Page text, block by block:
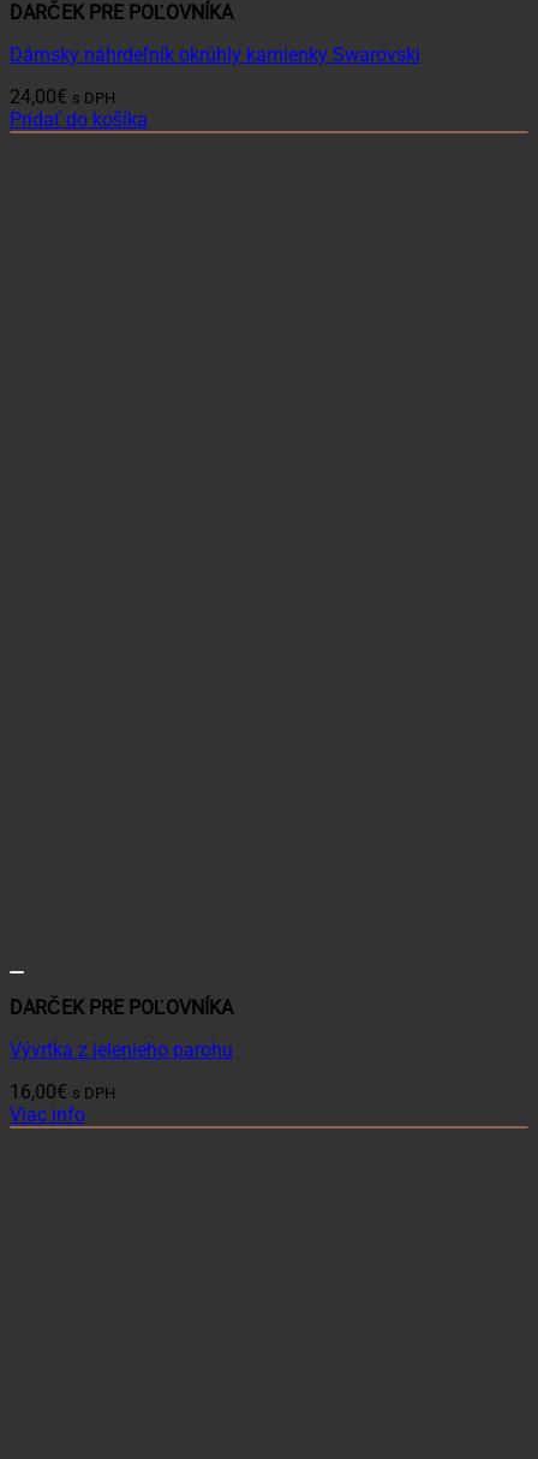
DARČEK PRE POĽOVNÍKA
Dámsky náhrdeľník okrúhly kamienky Swarovski
24,00€ s DPH
Pridať do košíka
DARČEK PRE POĽOVNÍKA
Vývrtka z jelenieho parohu
16,00€ s DPH
Viac info